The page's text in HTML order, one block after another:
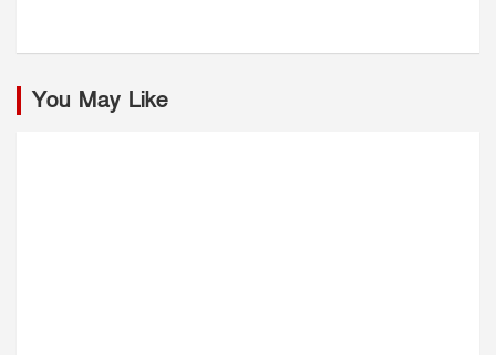
You May Like